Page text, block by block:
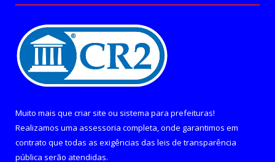
Muito mais que criar site ou sistema para prefeituras!
Realizamos uma assessoria completa, onde garantimos em
contrato que todas as exigências das leis de transparência
pública serão atendidas.